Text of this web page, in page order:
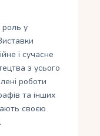
у
і сучасне
з усього
роботи
та інших
своєю